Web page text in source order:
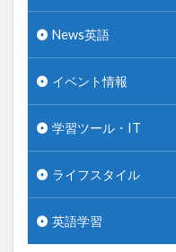
News英語
イベント情報
学習ツール・IT
ライフスタイル
英語学習